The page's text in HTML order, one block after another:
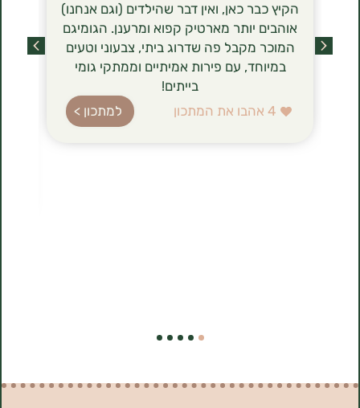
הקיץ כבר כאן, ואין דבר שהילדים (וגם אנחנו)
אוהבים יותר מארטיק קפוא ומרענן. הגומיגם
המוכר מקבל פה שדרוג ביתי, צבעוני וטעים
במיוחד, עם פירות אמיתיים וממתקי גומי
אהבו את המתכון למתכון >
מסתם